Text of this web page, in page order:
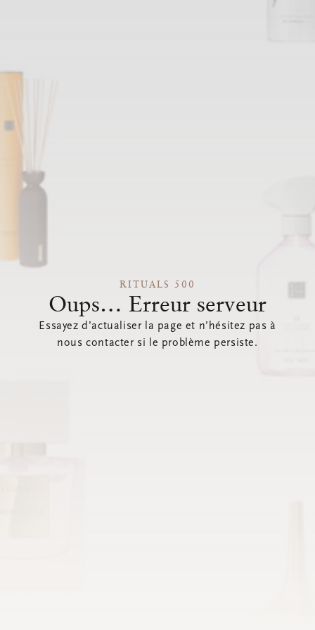
RITUALS 500
Oups… Erreur serveur
Essayez d’actualiser la page et n’hésitez pas à
nous contacter si le problème persiste.